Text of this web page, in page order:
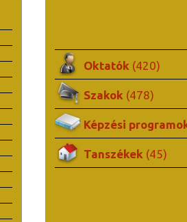
Oktatók (420)
Szakok (478)
Képzési
Tanszékek (45)